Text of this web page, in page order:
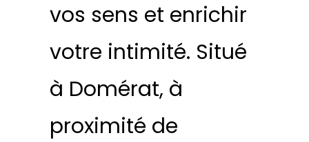
vos sens et enrichir
votre intimité. Situé
à Domérat, à
proximité de